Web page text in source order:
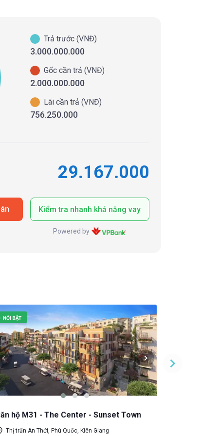
Trả trước (VNĐ)
3.000.000.000
Gốc cần trả (VNĐ)
2.000.000.000
Lãi cần trả (VNĐ)
756.250.000
29.167.000
Kiểm tra nhanh khả năng vay
Powered by
hộ M31 - The Center - Sunset Town
Thị trấn An Thới, Phú Quốc, Kiên Giang